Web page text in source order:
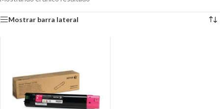
Mostrar barra lateral